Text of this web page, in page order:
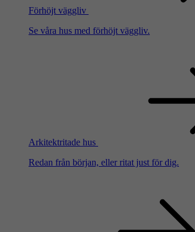
Förhöjt väggliv
Se våra hus med förhöjt väggliv.
Arkitektritade hus
Redan från början, eller ritat just för dig.